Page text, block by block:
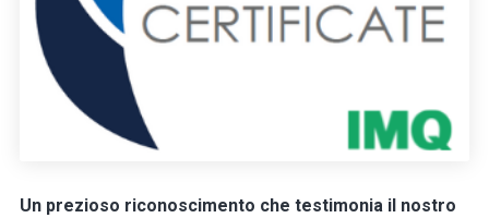
Un prezioso riconoscimento che testimonia il nostro